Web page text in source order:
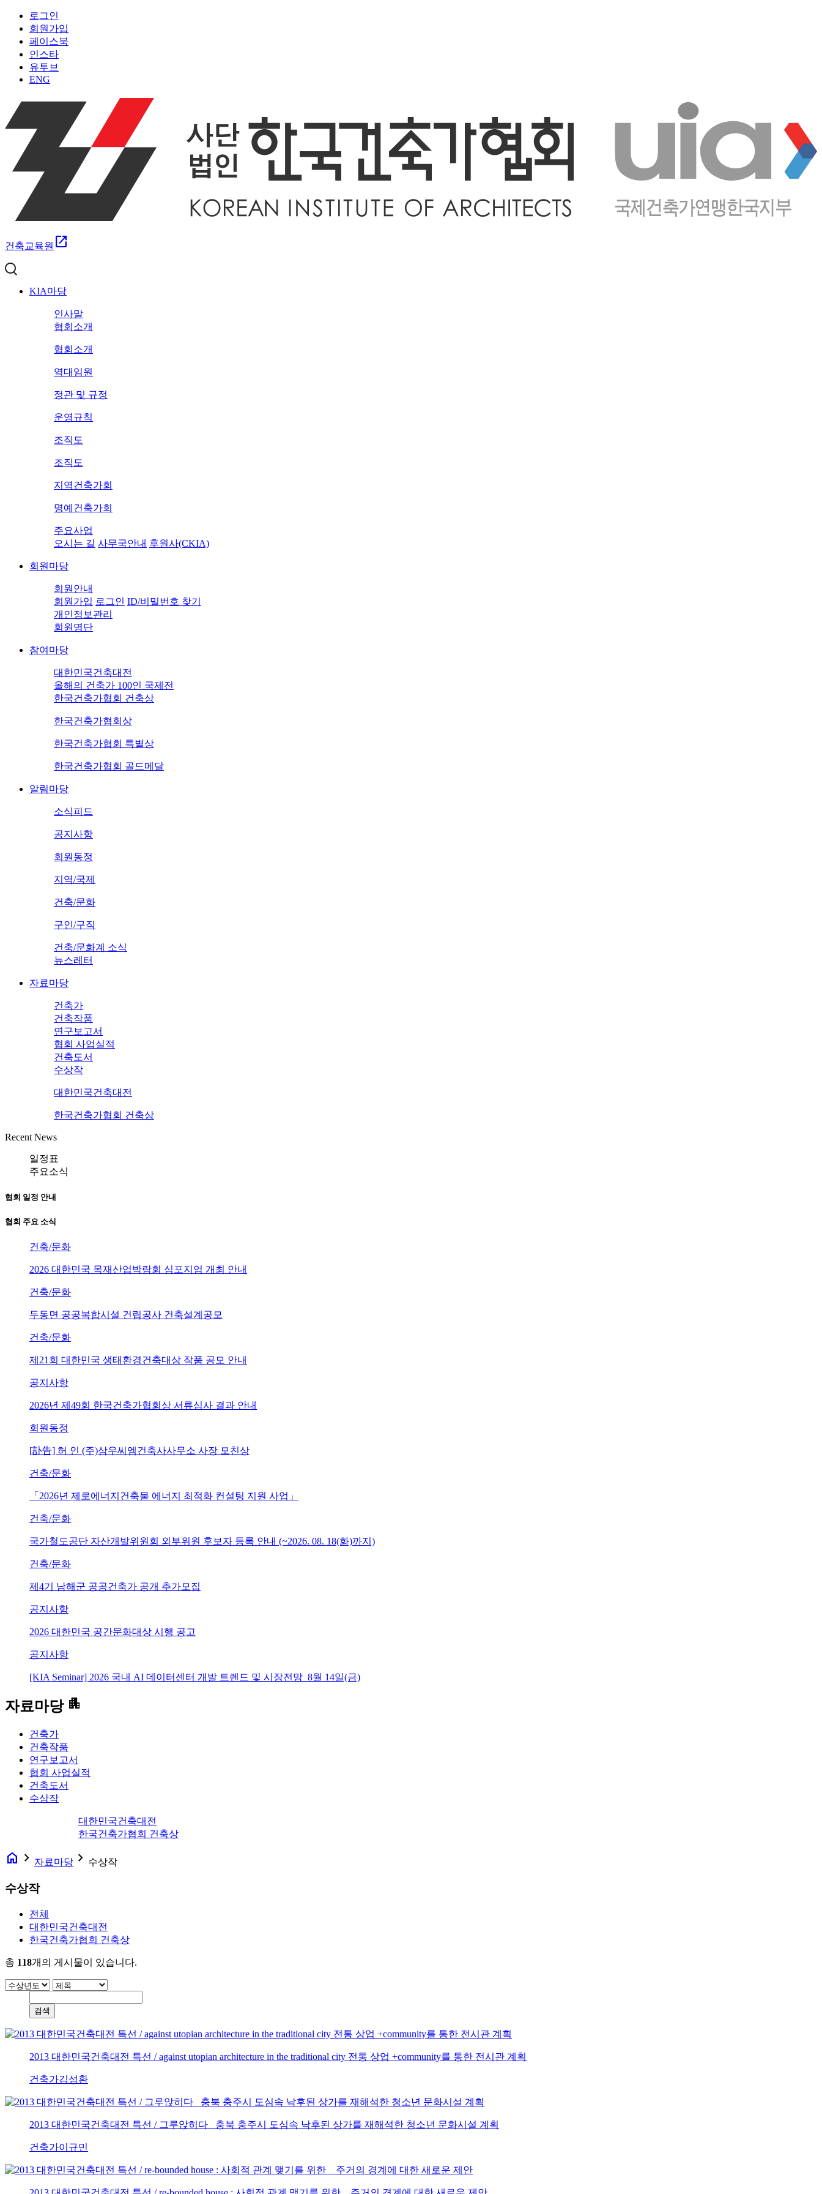
로그인
회원가입
페이스북
인스타
유투브
ENG
건축교육원 open_in_new
KIA마당
인사말
협회소개
협회소개
역대임원
정관 및 규정
운영규칙
조직도
조직도
지역건축가회
명예건축가회
주요사업
오시는 길 사무국안내 후원사(CKIA)
회원마당
회원안내
회원가입 로그인 ID/비밀번호 찾기
개인정보관리
회원명단
참여마당
대한민국건축대전
올해의 건축가 100인 국제전
한국건축가협회 건축상
한국건축가협회상
한국건축가협회 특별상
한국건축가협회 골드메달
알림마당
소식피드
공지사항
회원동정
지역/국제
건축/문화
구인/구직
건축/문화계 소식
뉴스레터
자료마당
건축가
건축작품
연구보고서
협회 사업실적
건축도서
수상작
대한민국건축대전
한국건축가협회 건축상
Recent News
일정표
주요소식
협회 일정 안내
협회 주요 소식
건축/문화
2026 대한민국 목재산업박람회 심포지엄 개최 안내
건축/문화
두동면 공공복합시설 건립공사 건축설계공모
건축/문화
제21회 대한민국 생태환경건축대상 작품 공모 안내
공지사항
2026년 제49회 한국건축가협회상 서류심사 결과 안내
회원동정
[訃告] 허 인 (주)삼우씨엠건축사사무소 사장 모친상
건축/문화
「2026년 제로에너지건축물 에너지 최적화 컨설팅 지원 사업」
건축/문화
국가철도공단 자산개발위원회 외부위원 후보자 등록 안내 (~2026. 08. 18(화)까지)
건축/문화
제4기 남해군 공공건축가 공개 추가모집
공지사항
2026 대한민국 공간문화대상 시행 공고
공지사항
[KIA Seminar] 2026 국내 AI 데이터센터 개발 트렌드 및 시장전망_8월 14일(금)
자료마당 apartment
건축가
건축작품
연구보고서
협회 사업실적
건축도서
수상작
대한민국건축대전
한국건축가협회 건축상
home navigate_next 자료마당 navigate_next 수상작
수상작
전체
대한민국건축대전
한국건축가협회 건축상
총 118개의 게시물이 있습니다.
2013 대한민국건축대전 특선 / against utopian architecture in the traditional city 전통 상업 +community를 통한 전시관 계획
건축가김성환
2013 대한민국건축대전 특선 / 그루앉히다 _충북 충주시 도심속 낙후된 상가를 재해석한 청소년 문화시설 계획
건축가이규민